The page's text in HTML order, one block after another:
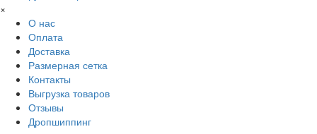
×
О нас
Оплата
Доставка
Размерная сетка
Контакты
Выгрузка товаров
Отзывы
Дропшиппинг